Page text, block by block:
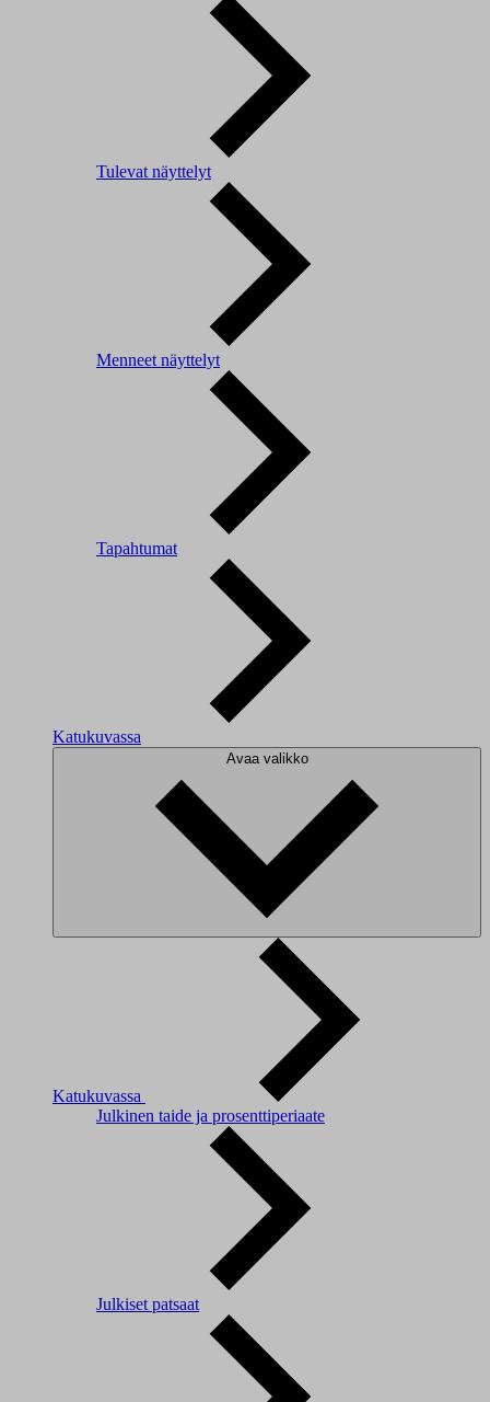
Tulevat näyttelyt
Menneet näyttelyt
Tapahtumat
Katukuvassa
Avaa valikko
Katukuvassa
Julkinen taide ja prosenttiperiaate
Julkiset patsaat